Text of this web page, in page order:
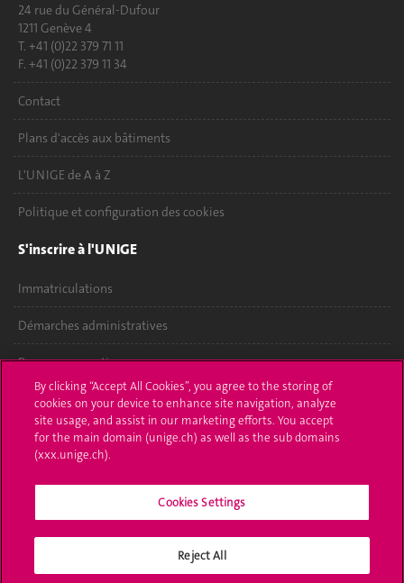
24 rue du Général-Dufour
1211 Genève 4
T. +41 (0)22 379 71 11
F. +41 (0)22 379 11 34
Contact
Plans d'accès aux bâtiments
L'UNIGE de A à Z
Politique et configuration des cookies
S'inscrire à l'UNIGE
Immatriculations
Démarches administratives
Poser une question
L'UNIGE vous informe
UNIGE Mobile
By clicking “Accept All Cookies”, you agree to the storing of
cookies on your device to enhance site navigation, analyze
site usage, and assist in our marketing efforts. You accept
for the main domain (unige.ch) as well as the sub domains
(xxx.unige.ch).
Cookies Settings
Reject All